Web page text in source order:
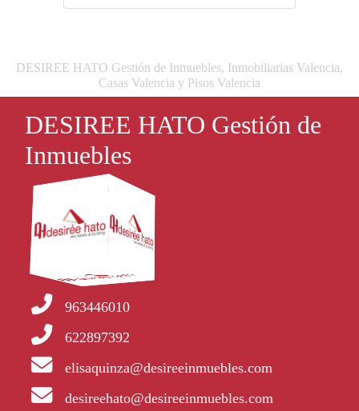
DESIREE HATO Gestión de Inmuebles, Inmobiliarias Valencia,
Casas Valencia y Pisos Valencia
DESIREE HATO Gestión de
Inmuebles
963446010
622897392
elisaquinza@desireeinmuebles.com
desireehato@desireeinmuebles.com